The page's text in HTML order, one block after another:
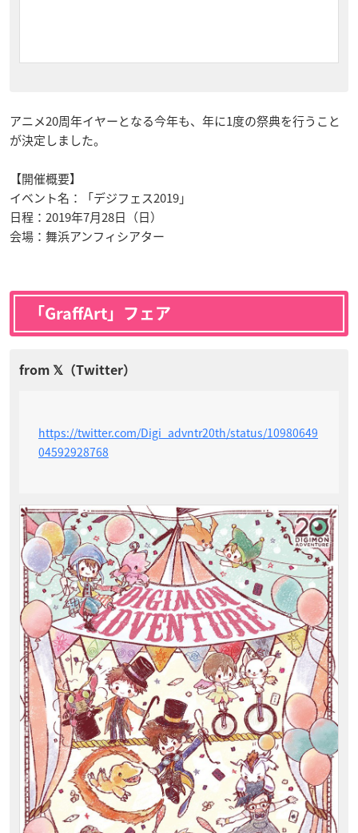
アニメ20周年イヤーとなる今年も、年に1度の祭典を行うこと
が決定しました。
【開催概要】
イベント名：「デジフェス2019」
日程：2019年7月28日（日）
会場：舞浜アンフィシアター
「GraffArt」フェア
https://twitter.com/Digi_advntr20th/status/10980649
04592928768